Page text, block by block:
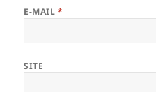
E-MAIL *
SITE